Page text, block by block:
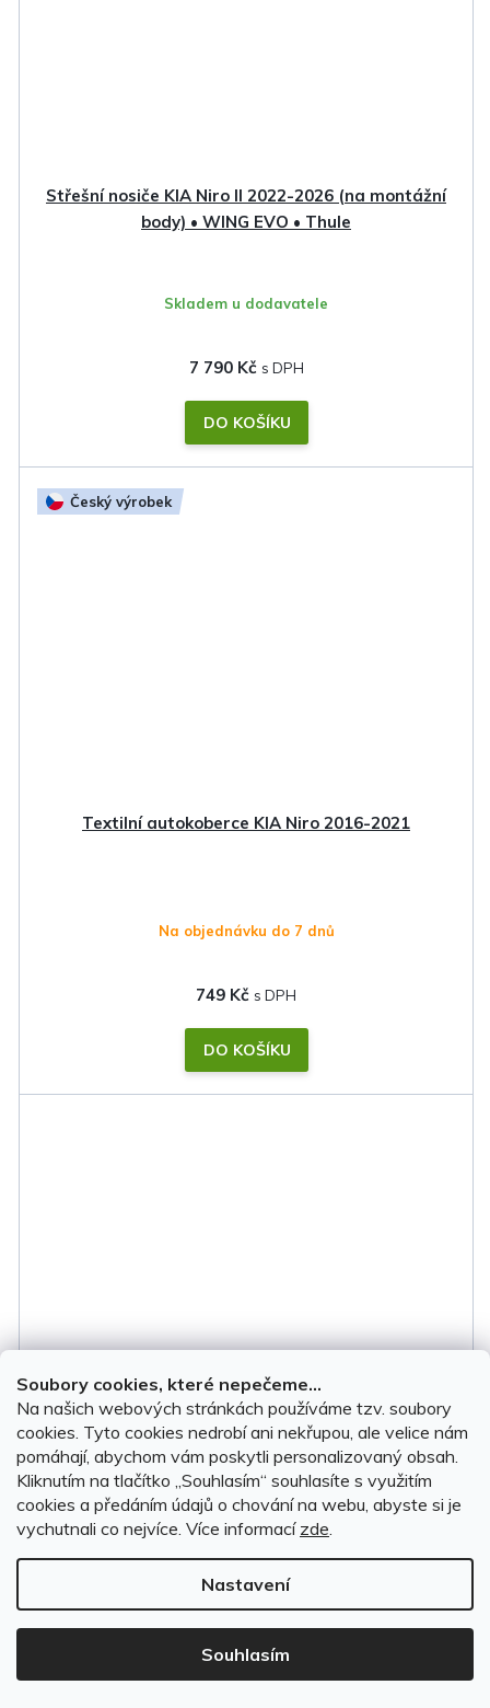
Soubory cookies, které nepečeme...
Na našich webových stránkách používáme tzv. soubory
cookies. Tyto cookies nedrobí ani nekřupou, ale velice nám
pomáhají, abychom vám poskytli personalizovaný obsah.
Kliknutím na tlačítko ,,Souhlasím“ souhlasíte s využitím
cookies a předáním údajů o chování na webu, abyste si je
vychutnali co nejvíce. Více informací zde.
Nastavení
Souhlasím
Střešní nosiče KIA Niro II 2022-2026 (na montážní
body) • WING EVO • Thule
Skladem u dodavatele
7 790 Kč
DO KOŠÍKU
Český výrobek
Textilní autokoberce KIA Niro 2016-2021
Na objednávku do 7 dnů
749 Kč
DO KOŠÍKU
Vana do kufru KIA Niro 2016-2021 dolní poloha •
zvýšený okraj
Na objednávku do 7 dnů
DO KOŠÍKU